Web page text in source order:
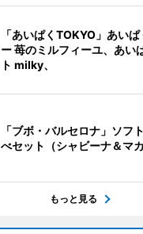
「あいぱくTOKYO」あい
ー 苺のミルフィーユ、あい
ト milky、
「ブボ・バルセロナ」ソフ
べセット（シャビーナ＆マカ
もっと見る